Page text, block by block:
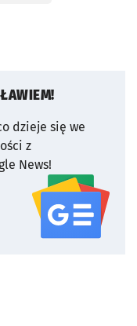
dzieje się we
z
News!
serwisu